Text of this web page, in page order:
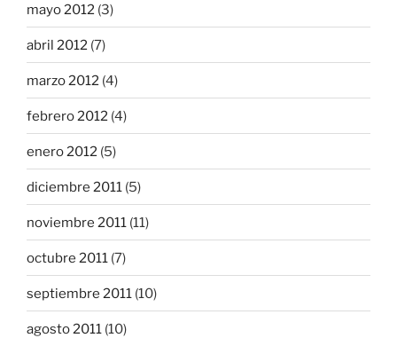
mayo 2012 (3)
abril 2012 (7)
marzo 2012 (4)
febrero 2012 (4)
enero 2012 (5)
diciembre 2011 (5)
noviembre 2011 (11)
octubre 2011 (7)
septiembre 2011 (10)
agosto 2011 (10)